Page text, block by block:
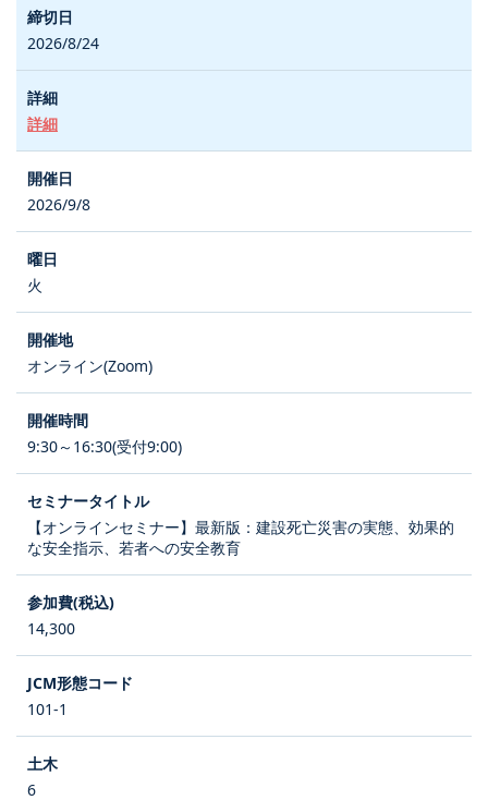
2026/8/24
詳細
2026/9/8
火
オンライン(Zoom)
9:30～16:30(受付9:00)
【オンラインセミナー】最新版：建設死亡災害の実態、効果的
な安全指示、若者への安全教育
14,300
101-1
6